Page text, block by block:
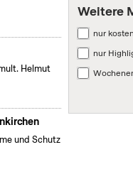
Helmut
und Schutz
Weitere
nur
nur